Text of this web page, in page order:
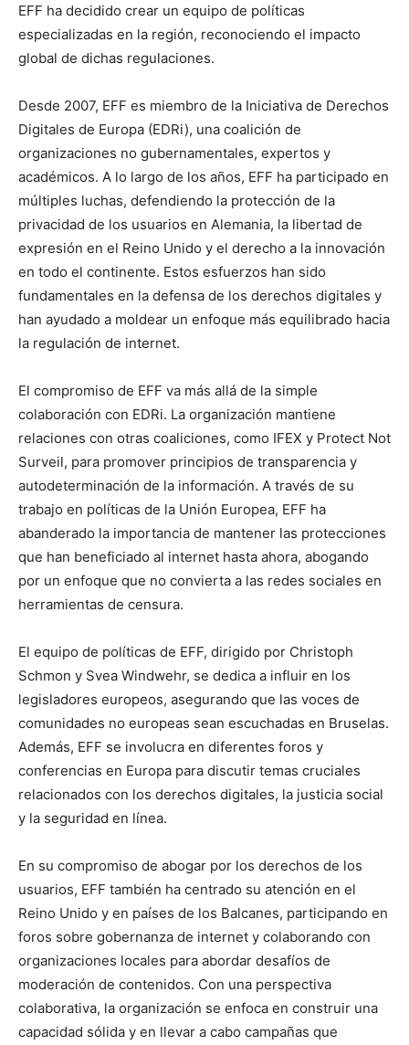
EFF ha decidido crear un equipo de políticas
especializadas en la región, reconociendo el impacto
global de dichas regulaciones.
Desde 2007, EFF es miembro de la Iniciativa de Derechos
Digitales de Europa (EDRi), una coalición de
organizaciones no gubernamentales, expertos y
académicos. A lo largo de los años, EFF ha participado en
múltiples luchas, defendiendo la protección de la
privacidad de los usuarios en Alemania, la libertad de
expresión en el Reino Unido y el derecho a la innovación
en todo el continente. Estos esfuerzos han sido
fundamentales en la defensa de los derechos digitales y
han ayudado a moldear un enfoque más equilibrado hacia
la regulación de internet.
El compromiso de EFF va más allá de la simple
colaboración con EDRi. La organización mantiene
relaciones con otras coaliciones, como IFEX y Protect Not
Surveil, para promover principios de transparencia y
autodeterminación de la información. A través de su
trabajo en políticas de la Unión Europea, EFF ha
abanderado la importancia de mantener las protecciones
que han beneficiado al internet hasta ahora, abogando
por un enfoque que no convierta a las redes sociales en
herramientas de censura.
El equipo de políticas de EFF, dirigido por Christoph
Schmon y Svea Windwehr, se dedica a influir en los
legisladores europeos, asegurando que las voces de
comunidades no europeas sean escuchadas en Bruselas.
Además, EFF se involucra en diferentes foros y
conferencias en Europa para discutir temas cruciales
relacionados con los derechos digitales, la justicia social
y la seguridad en línea.
En su compromiso de abogar por los derechos de los
usuarios, EFF también ha centrado su atención en el
Reino Unido y en países de los Balcanes, participando en
foros sobre gobernanza de internet y colaborando con
organizaciones locales para abordar desafíos de
moderación de contenidos. Con una perspectiva
colaborativa, la organización se enfoca en construir una
capacidad sólida y en llevar a cabo campañas que